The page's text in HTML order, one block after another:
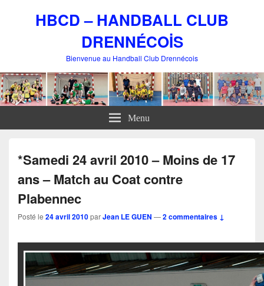
HBCD – HANDBALL CLUB
DRENNÉCOİS
Bienvenue au Handball Club Drennécois
Menu
*Samedi 24 avril 2010 – Moins de 17
ans – Match au Coat contre
Plabennec
Posté le 24 avril 2010parJean LE GUEN —2 commentaires ↓